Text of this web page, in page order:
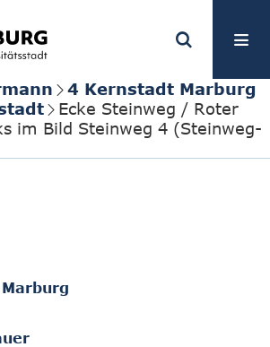
4 Kernstadt Marburg
Ecke Steinweg / Roter
im Bild Steinweg 4 (Steinweg-